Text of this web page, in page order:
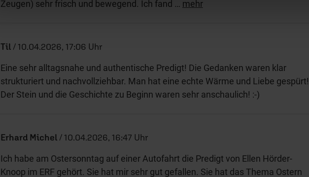
Zeugen) sehr frisch und bewegend. Ich fand … mehr
Til/ 10.04.2026, 17:06 Uhr
Eine sehr alltagsnahe und authentische Predigt! Die Gedanken waren klar
strukturiert und nachvollziehbar. Man hat eine echte Wärme und Liebe gespürt!
Der Stein und die Geschichte zu Beginn waren sehr anschaulich! :-)
Erhard Michel/ 10.04.2026, 16:47 Uhr
Ich habe am Ostersonntag auf einer Autofahrt die Predigt von Ellen Hörder-
Knoop im ERF gehört. Sie hat mir sehr gut gefallen. Sie hat das Thema Ostern